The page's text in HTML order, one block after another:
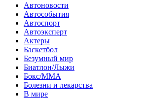
Автоновости
Автособытия
Автоспорт
Автоэксперт
Актеры
Баскетбол
Безумный мир
Биатлон/Лыжи
Бокс/MMA
Болезни и лекарства
В мире